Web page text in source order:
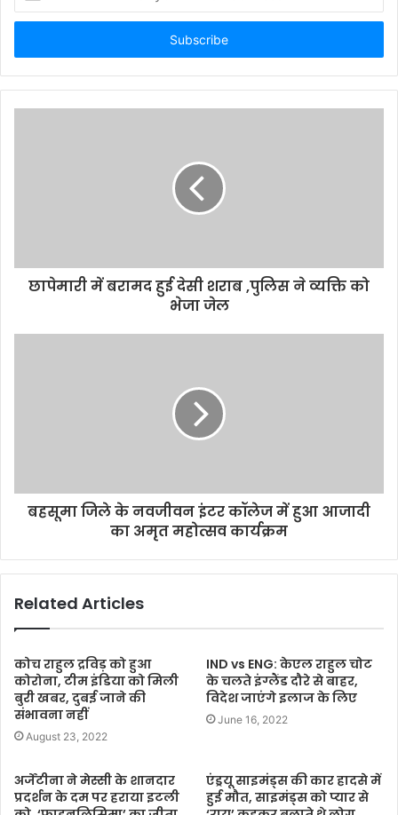
t
r
y
छापेमारी में बरामद हुई देसी शराब ,पुलिस ने व्यक्ति को
भेजा जेल
बहसूमा जिले के नवजीवन इंटर कॉलेज में हुआ आजादी
का अमृत महोत्सव कार्यक्रम
Related Articles
कोच राहुल द्रविड़ को हुआ
कोरोना, टीम इंडिया को मिली
बुरी खबर, दुबई जाने की
संभावना नहीं
August 23, 2022
IND vs ENG: केएल राहुल चोट
के चलते इंग्लैंड दौरे से बाहर,
विदेश जाएंगे इलाज के लिए
June 16, 2022
अर्जेंटीना ने मेस्सी के शानदार
प्रदर्शन के दम पर हराया इटली
एंड्रयू साइमंड्स की कार हादसे में
हुई मौत, साइमंड्स को प्यार से